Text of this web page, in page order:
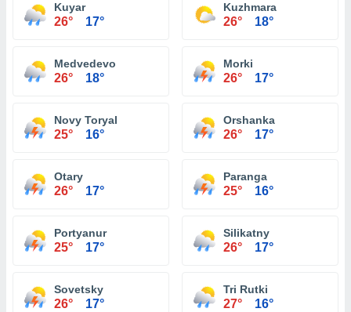
Kuyar
26° 17°
Kuzhmara
26° 18°
Medvedevo
26° 18°
Morki
26° 17°
Novy Toryal
25° 16°
Orshanka
26° 17°
Otary
26° 17°
Paranga
25° 16°
Portyanur
25° 17°
Silikatny
26° 17°
Sovetsky
26° 17°
Tri Rutki
27° 16°